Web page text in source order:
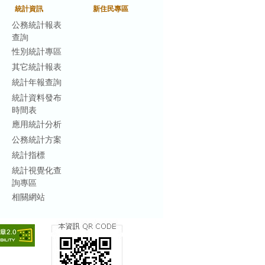
統計資訊
公務統計報表
查詢
性別統計專區
其它統計報表
統計年報查詢
統計資料發布
時間表
應用統計分析
公務統計方案
統計指標
統計視覺化查
詢專區
相關網站
新住民專區